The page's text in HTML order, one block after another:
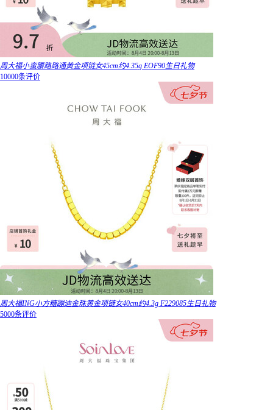
周大福小蛮腰路路通黄金项链女45cm约4.35g EOF90生日礼物
10000条评价
周大福ING小方糖蹦迪金珠黄金项链女40cm约4.3g F229085生日礼物
5000条评价